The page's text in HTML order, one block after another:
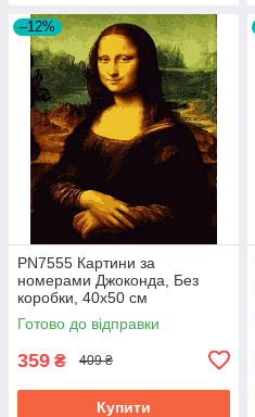
–12%
PN7555 Картини за
номерами Джоконда, Без
коробки, 40х50 см
Готово до відправки
359 ₴ 409 ₴
Купити